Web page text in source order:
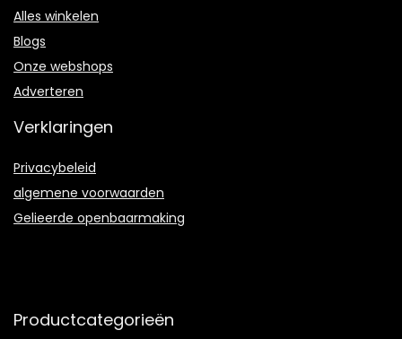
Alles winkelen
Blogs
Onze webshops
Adverteren
Verklaringen
Privacybeleid
algemene voorwaarden
Gelieerde openbaarmaking
Productcategorieën